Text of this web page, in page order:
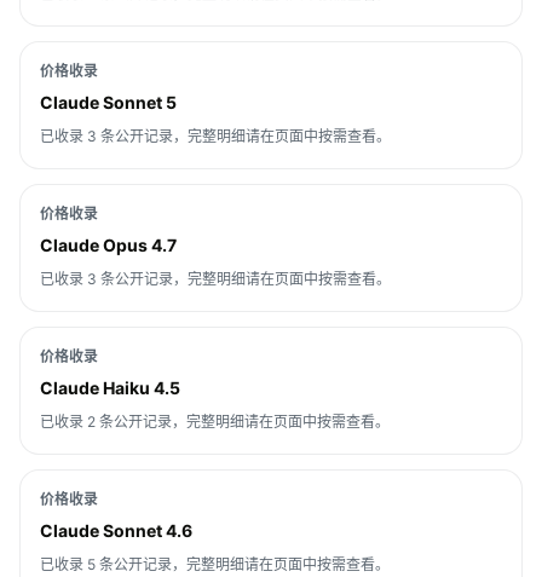
价格收录
Claude Sonnet 5
已收录 3 条公开记录，完整明细请在页面中按需查看。
价格收录
Claude Opus 4.7
已收录 3 条公开记录，完整明细请在页面中按需查看。
价格收录
Claude Haiku 4.5
已收录 2 条公开记录，完整明细请在页面中按需查看。
价格收录
Claude Sonnet 4.6
已收录 5 条公开记录，完整明细请在页面中按需查看。